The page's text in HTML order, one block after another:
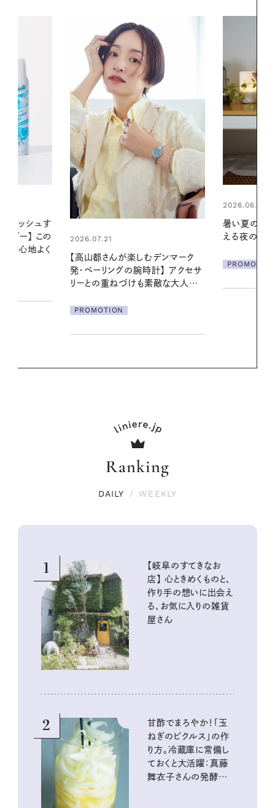
2026.06.01
える夜の爽やかご褒美ケア
PROMOTION
2026.06.01
真夏に向け
やりジェルと
ア
Ranking
DAILY / WEEKLY
1
【岐阜のすてきなお
店】 心ときめくものと、
作り手の想いに出会え
る、お気に入りの雑貨
屋さん
2
甘酢でまろやか！「玉
ねぎのピクルス」の作
り方。冷蔵庫に常備し
ておくと大活躍：真藤
舞衣子さんの発酵と